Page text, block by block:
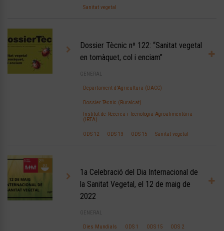
Sanitat vegetal
Dossier Tècnic nº 122: “Sanitat vegetal
en tomàquet, col i enciam”
GENERAL
Departament d'Agricultura (DACC)
Dossier Tècnic (Ruralcat)
Institut de Recerca i Tecnologia Agroalimentària
(IRTA)
ODS 12 ODS 13 ODS 15 Sanitat vegetal
1a Celebració del Dia Internacional de
la Sanitat Vegetal, el 12 de maig de
2022
GENERAL
Dies Mundials ODS 1 ODS 15 ODS 2